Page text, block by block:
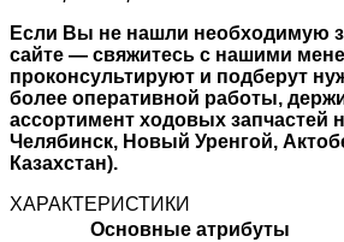
Если Вы не нашли необходимую
сайте — свяжитесь с нашими
проконсультируют и подберут
более оперативной работы,
ассортимент ходовых запчастей
Челябинск, Новый Уренгой,
Казахстан).
ХАРАКТЕРИСТИКИ
Основные атрибуты